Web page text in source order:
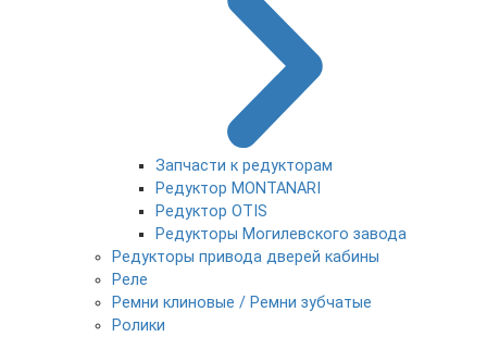
Запчасти к редукторам
Редуктор MONTANARI
Редуктор OTIS
Редукторы Могилевского завода
Редукторы привода дверей кабины
Реле
Ремни клиновые / Ремни зубчатые
Ролики